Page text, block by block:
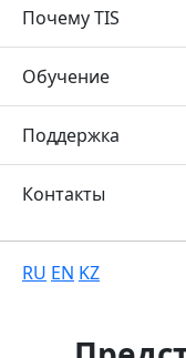
Почему TIS
Обучение
Поддержка
Контакты
RU EN KZ